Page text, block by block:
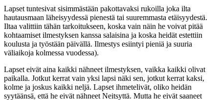
Lapset tuntesivat sisimmästään pakottavaksi rukoilla joka ilta
hautausmaan läheisyydessä pienestä tai suuremmasta etäisyydestä.
Iltaa valittiin tähän tarkoitukseen, koska vain näin he voivat pitää
kohtaamiset ilmestyksen kanssa salaisina ja koska heidät estettiin
koulusta ja työstään päivällä. Ilmestys esiintyi pieniä ja suuria
väliaikoja kolmessa vuodessa).
Lapset eivät aina kaikki nähneet ilmestyksen, vaikka kaikki olivat
paikalla. Jotkut kerrat vain yksi lapsi näki sen, jotkut kerrat kaksi,
kolme ja joskus kaikki neljä. Lapset ihmetelivät, oliko heidän
syytäänsä, että he eivät nähneet Neitsyttä. Mutta he eivät saaneet